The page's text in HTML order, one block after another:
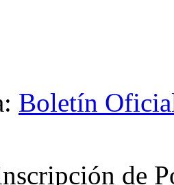
Boletín
de